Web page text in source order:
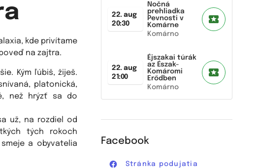
kde privítame
na zajtra.
Kým ľúbiš, žiješ.
platonická,
než hrýzť sa do
už, na rozdiel od
tých rokoch
a obyvatelia
22. aug
20:30
Nočná
prehliadka
Pevnosti v
Komárne
Komárno
22. aug
21:00
Éjszakai túrák
az Észak-
Komáromi
Erődben
Komárno
Facebook
Stránka podujatia